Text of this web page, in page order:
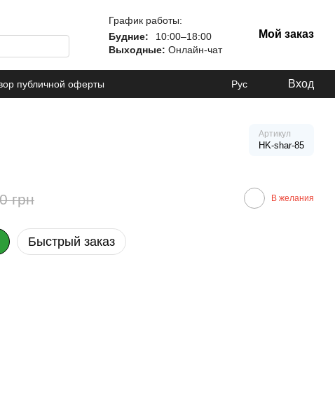
График работы:
Будние:
10:00–18:00
Выходные: Онлайн-чат
Мой заказ
публичной оферты Рус Вход
Артикул
HK-shar-85
грн В желания
Быстрый заказ